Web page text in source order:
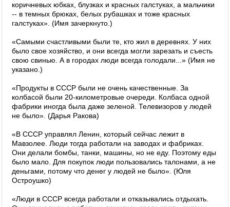
коричневых юбках, блузках и красных галстуках, а мальчики
-- в темных брюках, белых рубашках и тоже красных
галстуках». (Имя зачеркнуто.)
«Самыми счастливыми были те, кто жил в деревнях. У них
было свое хозяйство, и они всегда могли зарезать и съесть
свою свинью. А в городах люди всегда голодали...» (Имя не
указано.)
«Продукты в СССР были не очень качественные. За
колбасой были 20-километровые очереди. Колбаса одной
фабрики иногда была даже зеленой. Телевизоров у людей
не было». (Дарья Ракова)
«В СССР управлял Ленин, который сейчас лежит в
Мавзолее. Люди тогда работали на заводах и фабриках.
Они делали бомбы, танки, машины, но не еду. Поэтому еды
было мало. Для покупок люди пользовались талонами, а не
деньгами, потому что денег у людей не было». (Юля
Остроушко)
«Люди в СССР всегда работали и отказывались отдыхать.